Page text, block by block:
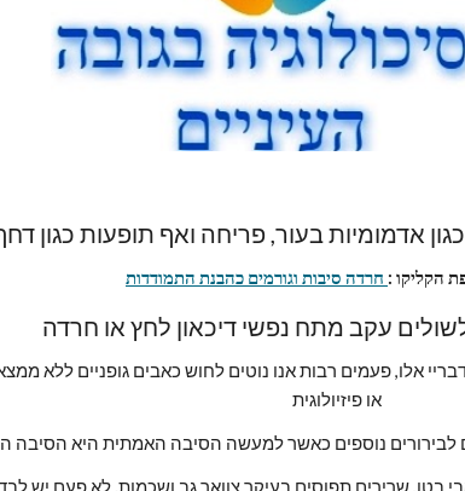
אדמומיות בעור, פריחה ואף תופעות כגון
הקליקו : חרדה סיבות וגורמים כהבנת התמודדות
או פיזיולוגית
נוספים כאשר למעשה הסיבה האמתית היא הסיבה